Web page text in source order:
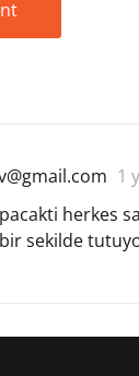
1
herkes
sekilde